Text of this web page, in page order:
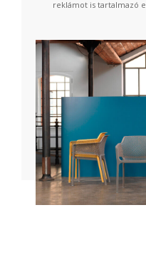
reklámot is tartalmazó